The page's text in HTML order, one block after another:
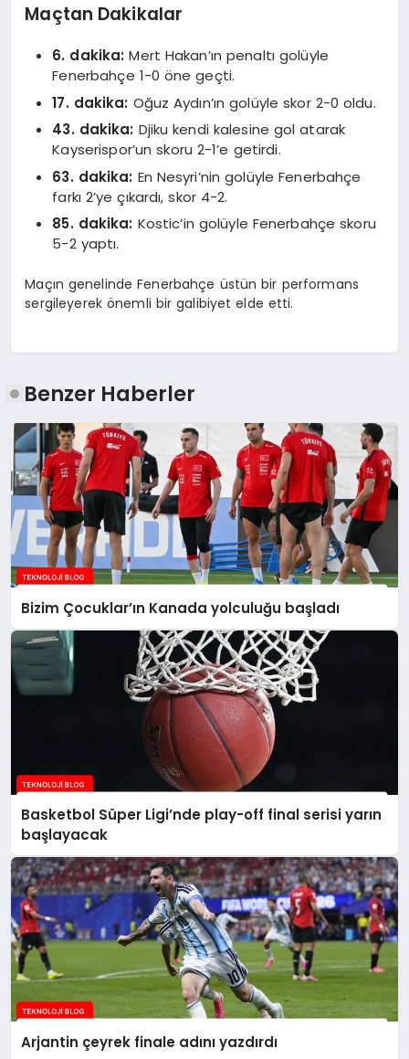
Maçtan Dakikalar
6. dakika: Mert Hakan’ın penaltı golüyle
Fenerbahçe 1-0 öne geçti.
17. dakika: Oğuz Aydın’ın golüyle skor 2-0 oldu.
43. dakika: Djiku kendi kalesine gol atarak
Kayserispor’un skoru 2-1’e getirdi.
63. dakika: En Nesyri’nin golüyle Fenerbahçe
farkı 2’ye çıkardı, skor 4-2.
85. dakika: Kostic’in golüyle Fenerbahçe skoru
5-2 yaptı.
Maçın genelinde Fenerbahçe üstün bir performans
sergileyerek önemli bir galibiyet elde etti.
Benzer Haberler
Bizim Çocuklar’ın Kanada yolculuğu başladı
Basketbol Süper Ligi’nde play-off final serisi yarın
başlayacak
Arjantin çeyrek finale adını yazdırdı